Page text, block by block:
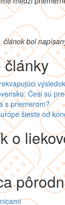
článok bol
články
Česi sú
s priemerom?
šieste od
o